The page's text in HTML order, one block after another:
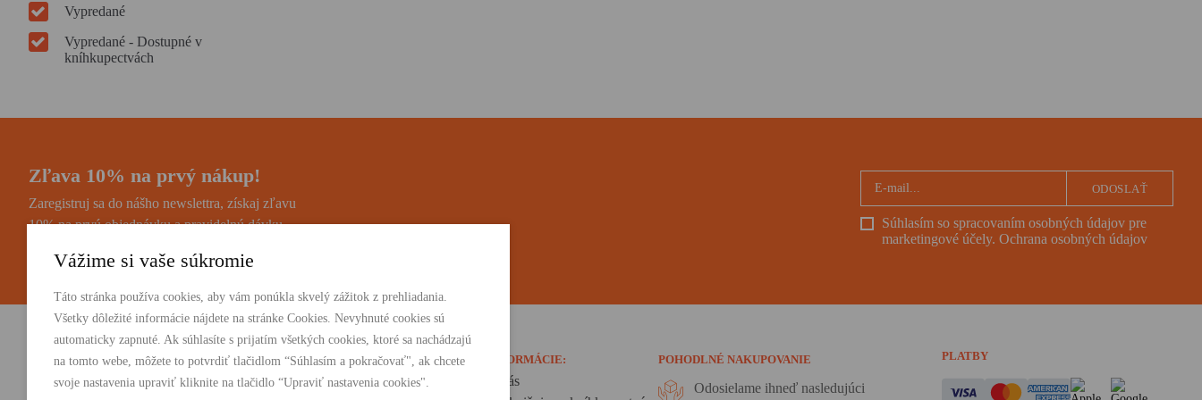
Vypredané
Vypredané - Dostupné v
kníhkupectvách
Zľava 10% na prvý nákup!
Zaregistruj sa do nášho newslettra, získaj zľavu
10% na prvú objednávku a pravidelnú dávku
Súhlasím so spracovaním osobných údajov pre
marketingové účely. Ochrana osobných údajov
ODOSLAŤ
Vydavateľstvo Absynt s.r.o.
Suvorovova 2683/30C, 010 01 Žilina
PRODUKTY:
Knihy
INFORMÁCIE:
O nás
POHODLNÉ NAKUPOVANIE
Odosielame ihneď nasledujúci
PLATBY
Vážime si vaše súkromie
Táto stránka používa cookies, aby vám ponúkla skvelý zážitok z prehliadania.
Všetky dôležité informácie nájdete na stránke Cookies. Nevyhnuté cookies sú
automaticky zapnuté. Ak súhlasíte s prijatím všetkých cookies, ktoré sa nachádzajú
na tomto webe, môžete to potvrdiť tlačidlom “Súhlasím a pokračovať", ak chcete
svoje nastavenia upraviť kliknite na tlačidlo “Upraviť nastavenia cookies".